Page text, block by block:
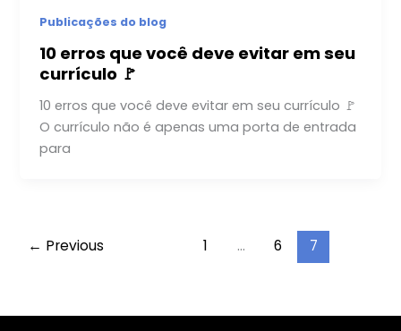
Publicações do blog
10 erros que você deve evitar em seu
currículo 🚩
10 erros que você deve evitar em seu currículo 🚩
O currículo não é apenas uma porta de entrada
para
← Previous 1 … 6 7